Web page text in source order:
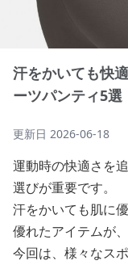
汗をかいても快
ーツパンティ5選
更新日 2026-06-18
運動時の快適さを
選びが重要です。
汗をかいても肌に
優れたアイテムが
今回は、様々なス